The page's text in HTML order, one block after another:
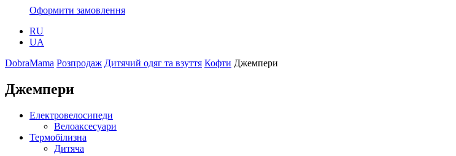
Оформити замовлення
RU
UA
DobraMama Розпродаж Дитячий одяг та взуття Кофти Джемпери
Джемпери
Електровелосипеди
Велоаксесуари
Термобілизна
Дитяча